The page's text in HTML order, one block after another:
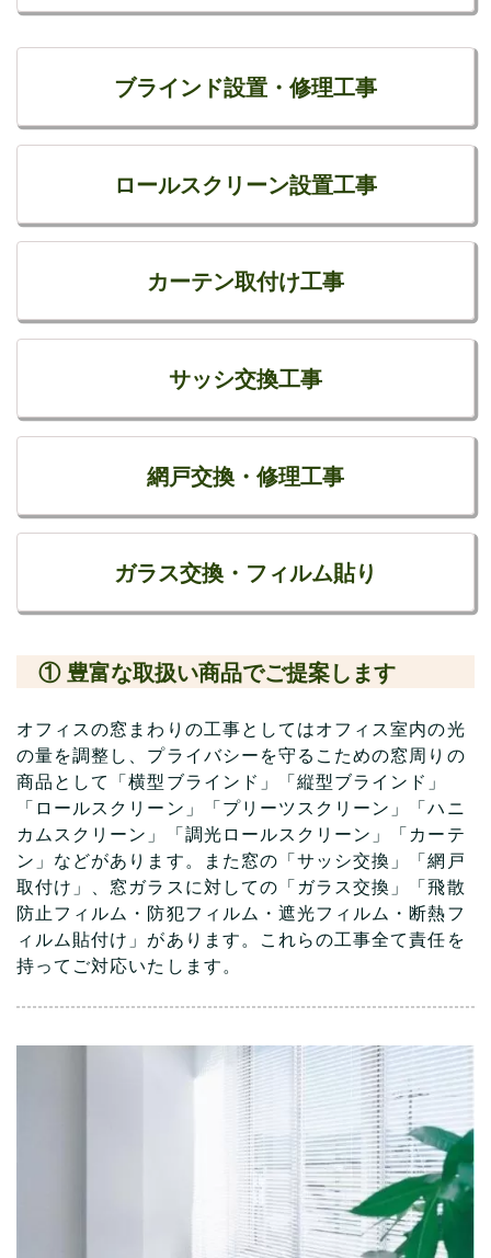
ブラインド設置・修理工事
ロールスクリーン設置工事
カーテン取付け工事
サッシ交換工事
網戸交換・修理工事
ガラス交換・フィルム貼り
① 豊富な取扱い商品でご提案します
オフィスの窓まわりの工事としてはオフィス室内の光
の量を調整し、プライバシーを守るこための窓周りの
商品として「横型ブラインド」「縦型ブラインド」
「ロールスクリーン」「プリーツスクリーン」「ハニ
カムスクリーン」「調光ロールスクリーン」「カーテ
ン」などがあります。また窓の「サッシ交換」「網戸
取付け」、窓ガラスに対しての「ガラス交換」「飛散
防止フィルム・防犯フィルム・遮光フィルム・断熱フ
ィルム貼付け」があります。これらの工事全て責任を
持ってご対応いたします。